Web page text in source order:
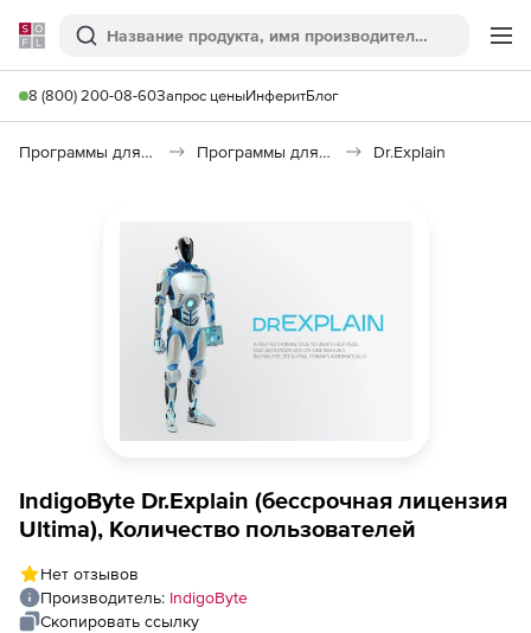
Softline
Поиск
8 (800) 200-08-60Запрос ценыИнферитБлог
Программы для программирования Программы для разработки ПО Dr.Explain
IndigoByte Dr.Explain (бессрочная лицензия
Ultima), Количество пользователей
Нет отзывов
Производитель: IndigoByte
Скопировать ссылку